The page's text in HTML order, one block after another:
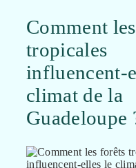
Comment
tropicales
influencent-
climat de la
Guadeloupe